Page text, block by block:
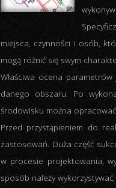
miejsca, czynności i osób,
mogą różnić się swym
Właściwa ocena
danego obszaru. Po
środowisku można
Przed przystąpieniem do
zastosowań. Duża część
w procesie projektowania,
sposób należy